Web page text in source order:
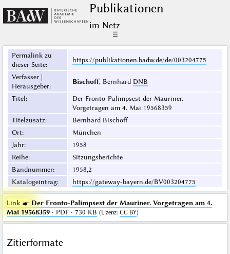
Publikationen
im Netz
☰
Permalink zu
dieser Seite:
https://publikationen.badw.de/de/003204775
Verfasser |
Herausgeber:
Bischoff, Bernhard DNB
Titel:
Der Fronto-Palimpsest der Mauriner.
Vorgetragen am 4. Mai 19568359
Titelzusatz:
Bernhard Bischoff
Ort:
München
Jahr:
1958
Reihe:
Sitzungsberichte
Bandnummer:
1958,2
Katalogeintrag: https://gateway-bayern.de/BV003204775
Link ☛ Der Fronto-Palimpsest der Mauriner. Vorgetragen am 4.
Mai 19568359· PDF · 730 KB (Lizenz: CC BY)
Zitierformate